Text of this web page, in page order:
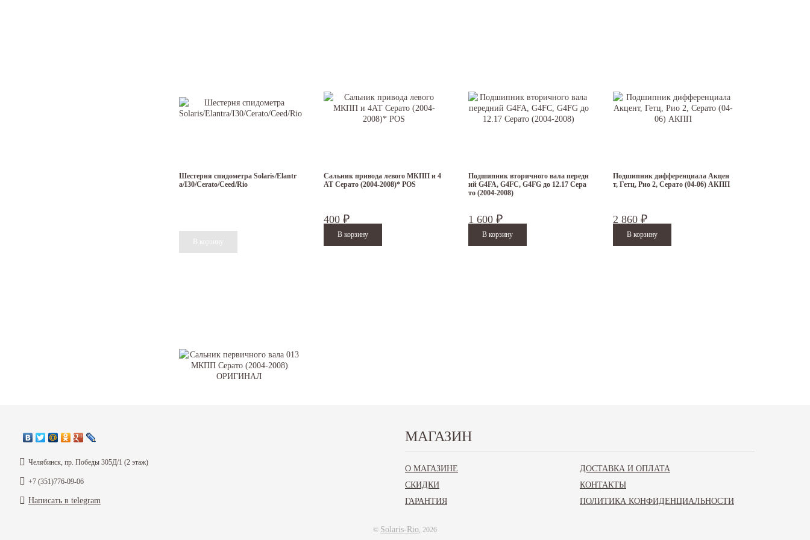
SolarisRio.ru магазин запчастей для корейских авто: Дэу (Daewoo), Шевроле (Chevrolet), Хендай (Hyundai), Киа (Kia)
Шестерня спидометра Solaris/Elantr
a/I30/Cerato/Ceed/Rio
Сальник привода левого МКПП и 4
АТ Серато (2004-2008)* POS
400 ₽
Подшипник вторичного вала передн
ий G4FA, G4FC, G4FG до 12.17 Сера
то (2004-2008)
1 600 ₽
Подшипник дифференциала Акцен
т, Гетц, Рио 2, Серато (04-06) АКПП
2 860 ₽
Челябинск, пр. Победы 305Д/1 (2 этаж)
+7 (351)776-09-06
Написать в telegram
МАГАЗИН
О МАГАЗИНЕ
ДОСТАВКА И ОПЛАТА
СКИДКИ
КОНТАКТЫ
ГАРАНТИЯ
ПОЛИТИКА КОНФИДЕНЦИАЛЬНОСТИ
© Solaris-Rio, 2026